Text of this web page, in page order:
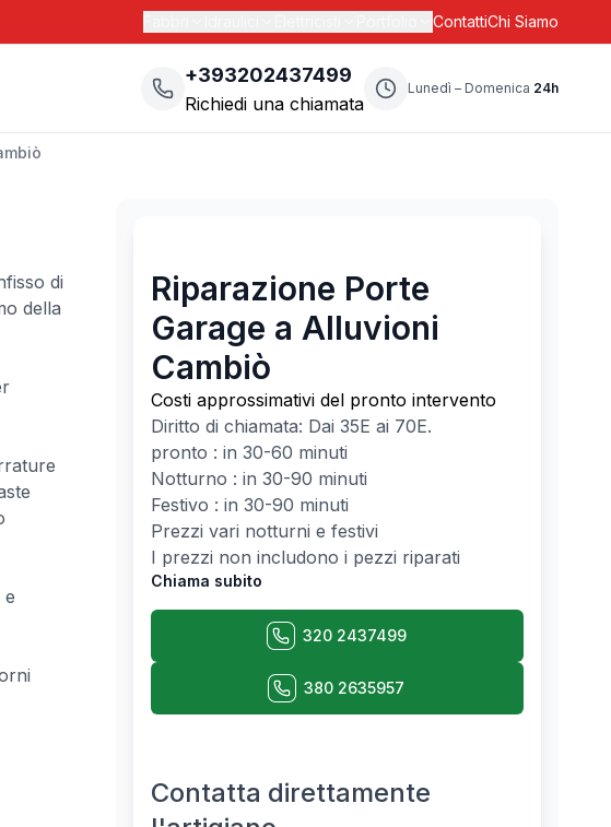
ContattiChi Siamo
+393202437499
Richiedi una chiamata
Lunedì – Domenica 24h
di
della
e
Riparazione Porte
Garage a Alluvioni
Cambiò
Costi approssimativi del pronto intervento
Diritto di chiamata: Dai 35E ai 70E.
pronto : in 30-60 minuti
Notturno : in 30-90 minuti
Festivo : in 30-90 minuti
Prezzi vari notturni e festivi
I prezzi non includono i pezzi riparati
Chiama subito
320 2437499
380 2635957
Contatta direttamente